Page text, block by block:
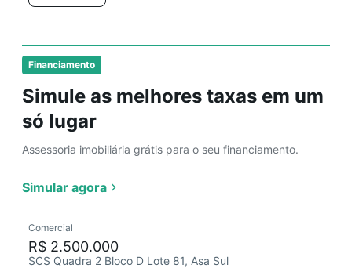
Financiamento
Simule as melhores taxas em um
só lugar
Assessoria imobiliária grátis para o seu financiamento.
Simular agora
Comercial
R$ 2.500.000
SCS Quadra 2 Bloco D Lote 81, Asa Sul